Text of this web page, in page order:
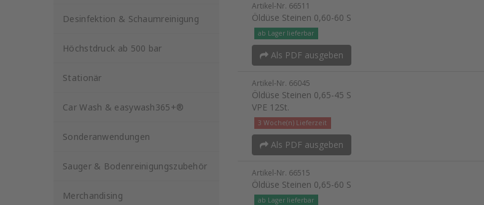
Desinfektion & Schaumreinigung
Höchstdruck ab 500 bar
Stationär
Car Wash & easywash365+®
Sonderanwendungen
Sauger & Bodenreinigungszubehör
Merchandising
Artikel-Nr. 66511
Öldüse Steinen 0,60-60 S
ab Lager lieferbar
Als PDF ausgeben
Artikel-Nr. 66045
Öldüse Steinen 0,65-45 S
VPE 12St.
3 Woche(n) Lieferzeit
Als PDF ausgeben
Artikel-Nr. 66515
Öldüse Steinen 0,65-60 S
ab Lager lieferbar